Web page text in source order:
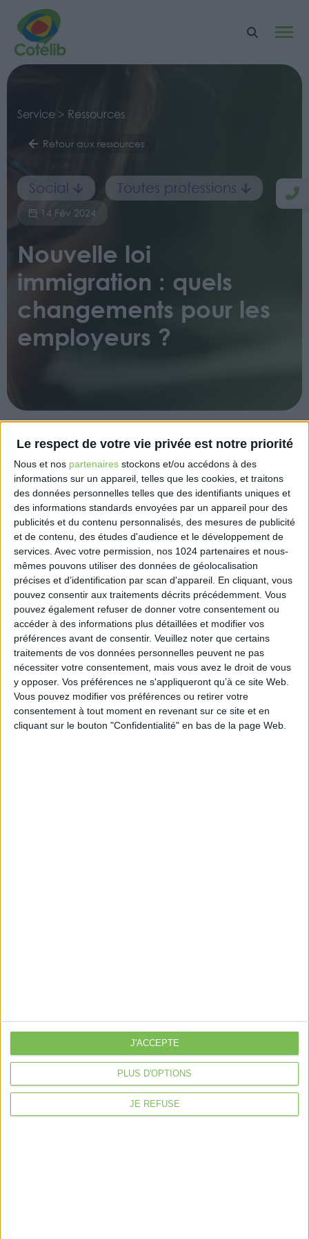
Le respect de votre vie privée est notre priorité
Nous et nos partenaires stockons et/ou accédons à des
informations sur un appareil, telles que les cookies, et traitons
des données personnelles telles que des identifiants uniques et
des informations standards envoyées par un appareil pour des
publicités et du contenu personnalisés, des mesures de publicité
et de contenu, des études d'audience et le développement de
services. Avec votre permission, nos 1024 partenaires et nous-
mêmes pouvons utiliser des données de géolocalisation
précises et d’identification par scan d'appareil. En cliquant, vous
pouvez consentir aux traitements décrits précédemment. Vous
pouvez également refuser de donner votre consentement ou
accéder à des informations plus détaillées et modifier vos
préférences avant de consentir. Veuillez noter que certains
traitements de vos données personnelles peuvent ne pas
nécessiter votre consentement, mais vous avez le droit de vous
y opposer. Vos préférences ne s'appliqueront qu’à ce site Web.
Vous pouvez modifier vos préférences ou retirer votre
consentement à tout moment en revenant sur ce site et en
cliquant sur le bouton "Confidentialité" en bas de la page Web.
PLUS D'OPTIONS
JE REFUSE
J'ACCEPTE
Service > Ressources
Retour aux ressources
Social Toutes professions
14 Fév 2024
Nouvelle loi
immigration : quels
changements pour les
employeurs ?
La loi « immigration » (loi n°2024-42 du 26 janvier
2024) entrée en vigueur le 28 janvier 2024 apporte
des modifications significatives au volet « travail ».
Notamment, elle permet la régularisation
exceptionnelle de travailleurs étrangers dans des
métiers en tension jusqu’au 31 décembre 2026, sans
nécessiter l’intervention de l’employeur. Les
travailleurs doivent avoir exercé au moins 12 mois
dans ces métiers et résidé 3 ans en France.
L’intégration sociale et le respect de l’ordre public
sont pris en compte pour la délivrance d’une carte
de séjour. Par ailleurs, la loi introduit une nouvelle
amende administrative de 20 750€, pouvant
atteindre 62 250€ en cas de récidive, pour les
employeurs employant des travailleurs sans titre de
travail. L’amende pénale pour cette infraction est
doublée à 30 000€, et peut monter à 200 000€ en cas
de bande organisée.
libérale
Je gère mon activité
Je sécurise mon activité